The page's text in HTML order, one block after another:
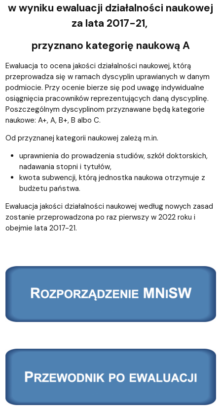
w wyniku ewaluacji działalności naukowej
za lata 2017-21,
przyznano kategorię naukową A
Ewaluacja to ocena jakości działalności naukowej, którą
przeprowadza się w ramach dyscyplin uprawianych w danym
podmiocie. Przy ocenie bierze się pod uwagę indywidualne
osiągnięcia pracowników reprezentujących daną dyscyplinę.
Poszczególnym dyscyplinom przyznawane będą kategorie
naukowe: A+, A, B+, B albo C.
Od przyznanej kategorii naukowej zależą m.in.
uprawnienia do prowadzenia studiów, szkół doktorskich,
nadawania stopni i tytułów,
kwota subwencji, którą jednostka naukowa otrzymuje z
budżetu państwa.
Ewaluacja jakości działalności naukowej według nowych zasad
zostanie przeprowadzona po raz pierwszy w 2022 roku i
obejmie lata 2017-21.